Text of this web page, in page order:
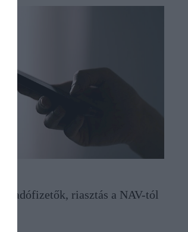
adófizetők, riasztás a NAV-tól